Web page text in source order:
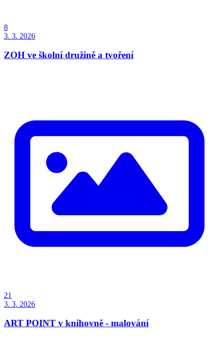
8
3. 3. 2026
ZOH ve školní družině a tvoření
21
3. 3. 2026
ART POINT v knihovně - malování